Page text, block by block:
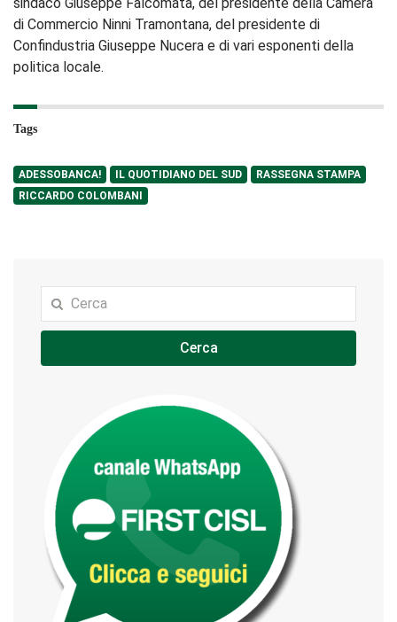
di Commercio Ninni Tramontana, del presidente di
Confindustria Giuseppe Nucera e di vari esponenti della
politica locale.
Tags
ADESSOBANCA! IL QUOTIDIANO DEL SUD
RASSEGNA STAMPA
RICCARDO COLOMBANI
Cerca